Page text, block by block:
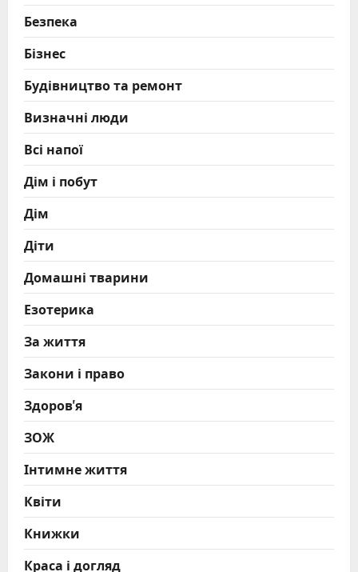
Безпека
Бізнес
Будівництво та ремонт
Визначні люди
Всі напої
Дім і побут
Дім
Діти
Домашні тварини
Езотерика
За життя
Закони і право
Здоров'я
ЗОЖ
Інтимне життя
Квіти
Книжки
Краса і догляд